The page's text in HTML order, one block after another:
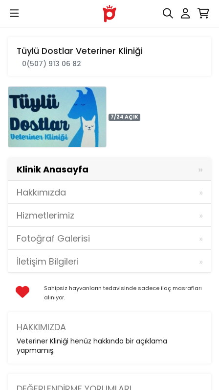
Tüylü Dostlar Veteriner Kliniği
0(507) 913 06 82
7/24 AÇIK
Klinik Anasayfa
Hakkımızda
Hizmetlerimiz
Fotoğraf Galerisi
İletişim Bilgileri
Sahipsiz hayvanların tedavisinde sadece ilaç masrafları
alınıyor.
HAKKIMIZDA
Veteriner Kliniği henüz hakkında bir açıklama
yapmamış.